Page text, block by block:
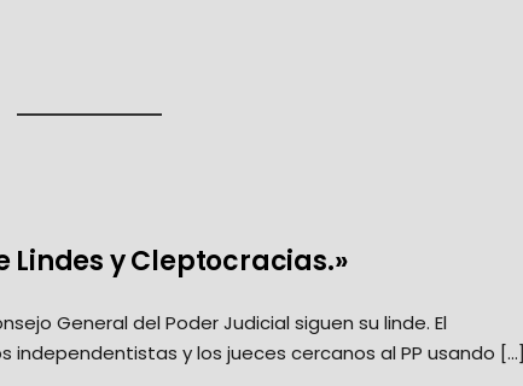
Lindes y Cleptocracias.»
General del Poder Judicial siguen su linde. El
y los jueces cercanos al PP usando […]